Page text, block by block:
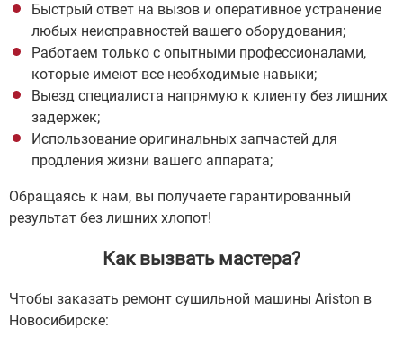
Быстрый ответ на вызов и оперативное устранение
любых неисправностей вашего оборудования;
Работаем только с опытными профессионалами,
которые имеют все необходимые навыки;
Выезд специалиста напрямую к клиенту без лишних
задержек;
Использование оригинальных запчастей для
продления жизни вашего аппарата;
Обращаясь к нам, вы получаете гарантированный
результат без лишних хлопот!
Как вызвать мастера?
Чтобы заказать ремонт сушильной машины Ariston в
Новосибирске: